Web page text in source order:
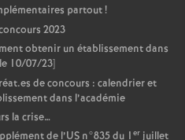
partout!
2023
obtenir un établissement dans
10/07/23]
de concours : calendrier et
dans l’académie
la crise…
de l’US n°835 du 1 er juillet